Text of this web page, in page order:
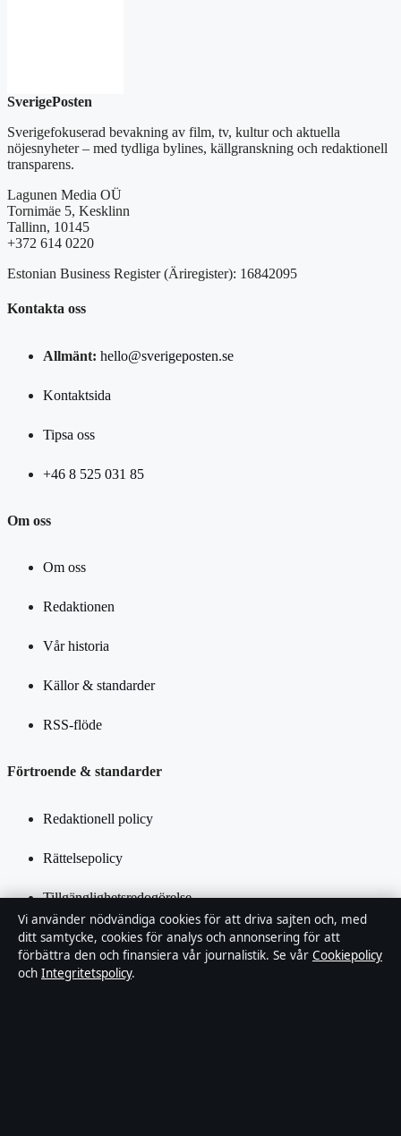
SverigePosten
Sverigefokuserad bevakning av film, tv, kultur och aktuella
nöjesnyheter – med tydliga bylines, källgranskning och redaktionell
transparens.
Lagunen Media OÜ
Tornimäe 5, Kesklinn
Tallinn, 10145
+372 614 0220
Estonian Business Register (Äriregister): 16842095
Kontakta oss
Allmänt: hello@sverigeposten.se
Kontaktsida
Tipsa oss
+46 8 525 031 85
Om oss
Om oss
Redaktionen
Vår historia
Källor & standarder
RSS-flöde
Förtroende & standarder
Redaktionell policy
Rättelsepolicy
Tillgänglighetsredogörelse
Integritetspolicy
Kändisar & integritet
Vi använder nödvändiga cookies för att driva sajten och, med
ditt samtycke, cookies för analys och annonsering för att
förbättra den och finansiera vår journalistik. Se vår Cookiepolicy
och Integritetspolicy.